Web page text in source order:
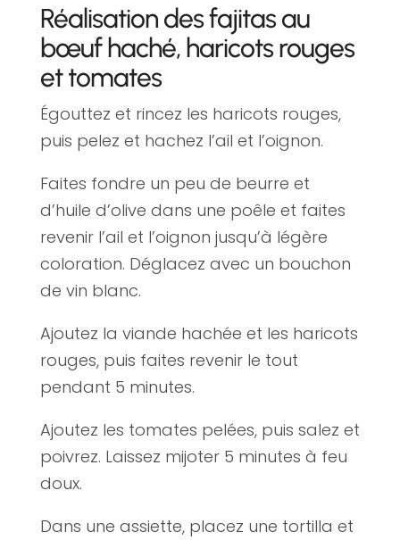
Réalisation des fajitas au
bœuf haché, haricots rouges
et tomates
Égouttez et rincez les haricots rouges,
puis pelez et hachez l’ail et l’oignon.
Faites fondre un peu de beurre et
d’huile d’olive dans une poêle et faites
revenir l’ail et l’oignon jusqu’à légère
coloration. Déglacez avec un bouchon
de vin blanc.
Ajoutez la viande hachée et les haricots
rouges, puis faites revenir le tout
pendant 5 minutes.
Ajoutez les tomates pelées, puis salez et
poivrez. Laissez mijoter 5 minutes à feu
doux.
Dans une assiette, placez une tortilla et